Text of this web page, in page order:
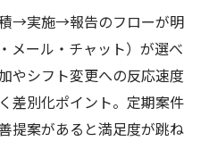
→実施→報告のフローが明
メール・チャット）が選べ
やシフト変更への反応速度
差別化ポイント。定期案件
提案があると満足度が跳ね